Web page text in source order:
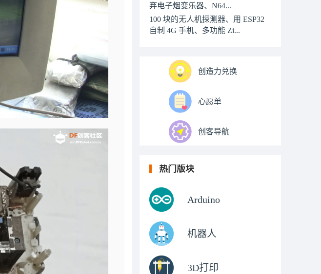
弃电子烟变乐器、N64...
100 块的无人机探测器、用 ESP32
自制 4G 手机、多功能 Zi...
创造力兑换
心愿单
创客导航
热门版块
Arduino
机器人
3D打印